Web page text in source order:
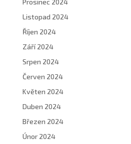
Prosinec 2024
Listopad 2024
Říjen 2024
Září 2024
Srpen 2024
Červen 2024
Květen 2024
Duben 2024
Březen 2024
Únor 2024